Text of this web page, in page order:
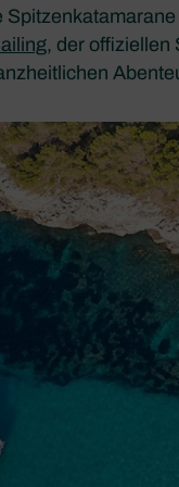
, der offiziellen